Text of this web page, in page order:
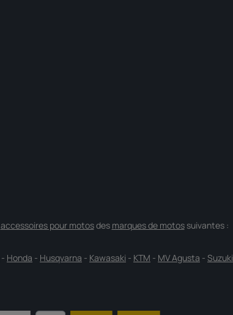
accessoires pour motosdes marques de motossuivantes :
- Honda - Husqvarna - Kawasaki - KTM - MV Agusta - Suzuki